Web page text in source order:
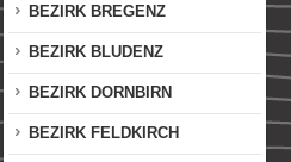
BEZIRK BREGENZ
BEZIRK BLUDENZ
BEZIRK DORNBIRN
BEZIRK FELDKIRCH